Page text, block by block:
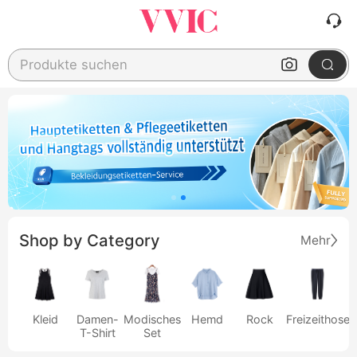
Produkte suchen
Shop by Category Mehr
Kleid
Damen-
T-Shirt
Modisches
Set
Hemd Rock Freizeithose